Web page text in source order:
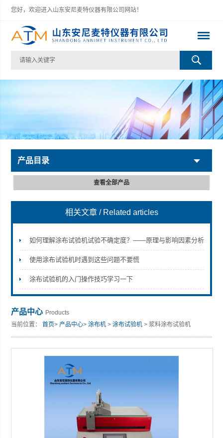
您好，欢迎进入山东安尼麦特仪器有限公司网站！
山东安尼麦特仪器有限公司
产品目录
查看全部产品
相关文章 / Related articles
如何理解涂布试验机试验不确定度？——原理与影响因素分析
使用涂布试验机时遇到这些问题不要慌
涂布试验机的入门操作技巧学习一下
产品中心 Products
当前位置：首页>产品中心>涂布机 >涂布试验机 > 浆料涂布试验机